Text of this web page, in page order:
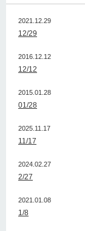
2021.12.29
12/29
2016.12.12
12/12
2015.01.28
01/28
2025.11.17
11/17
2024.02.27
2/27
2021.01.08
1/8